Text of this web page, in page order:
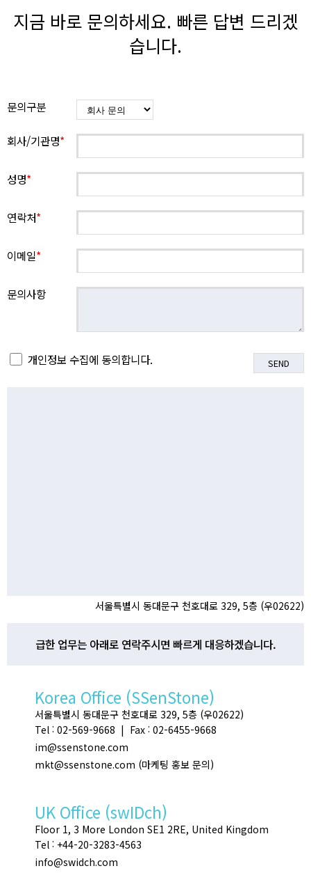
지금 바로 문의하세요. 빠른 답변 드리겠
습니다.
문의구분
회사/기관명*
성명*
연락처*
이메일*
문의사항
개인정보 수집에 동의합니다.
서울특별시 동대문구 천호대로 329, 5층 (우02622)
급한 업무는 아래로 연락주시면 빠르게 대응하겠습니다.
Korea Office (SSenStone)
서울특별시 동대문구 천호대로 329, 5층 (우02622)
Tel : 02-569-9668 | Fax : 02-6455-9668
im@ssenstone.com
mkt@ssenstone.com (마케팅 홍보 문의)
UK Office (swIDch)
Floor 1, 3 More London SE1 2RE, United Kingdom
Tel : +44-20-3283-4563
info@swidch.com